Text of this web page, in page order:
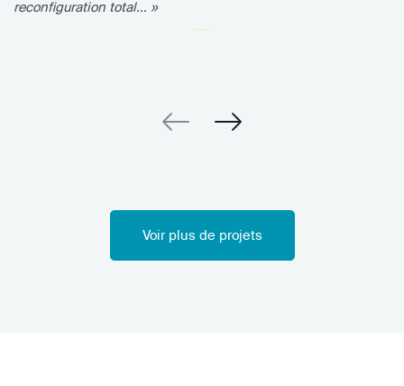
reconfiguration total... »
Voir plus de projets